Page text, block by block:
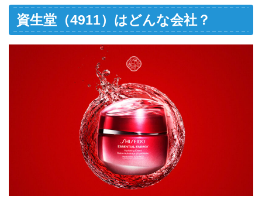
資生堂（4911）はどんな会社？